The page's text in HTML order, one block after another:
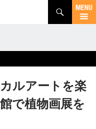
ルアートを楽
で植物画展を